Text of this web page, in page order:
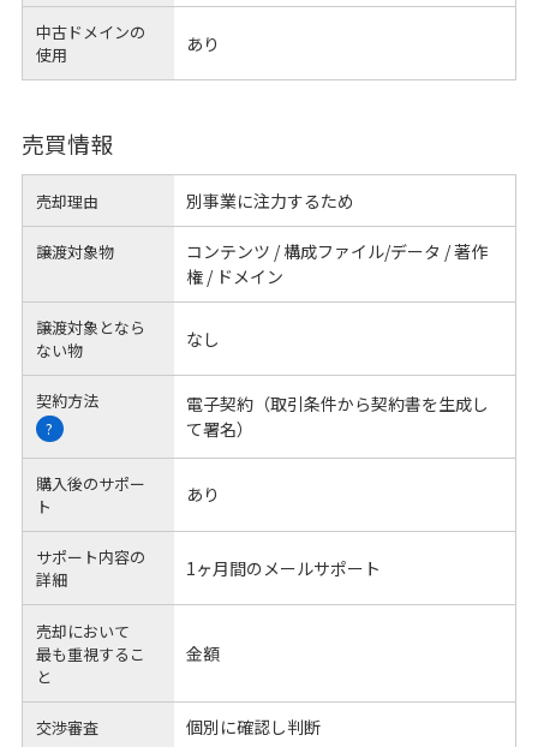
中古ドメインの
使用
あり
売買情報
売却理由 別事業に注力するため
譲渡対象物
コンテンツ / 構成ファイル/データ / 著作
権 / ドメイン
譲渡対象となら
ない物
なし
契約方法
?
電子契約（取引条件から契約書を生成し
て署名）
購入後のサポー
ト
あり
サポート内容の
詳細
1ヶ月間のメールサポート
売却において
最も重視するこ
と
金額
交渉審査 個別に確認し判断